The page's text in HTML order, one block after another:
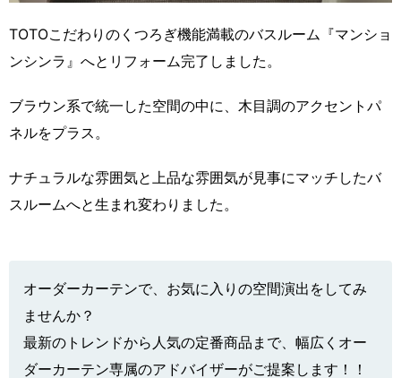
TOTOこだわりのくつろぎ機能満載のバスルーム『マンショ
ンシンラ』へとリフォーム完了しました。
ブラウン系で統一した空間の中に、木目調のアクセントパ
ネルをプラス。
ナチュラルな雰囲気と上品な雰囲気が見事にマッチしたバ
スルームへと生まれ変わりました。
オーダーカーテンで、お気に入りの空間演出をしてみ
ませんか？
最新のトレンドから人気の定番商品まで、幅広くオー
ダーカーテン専属のアドバイザーがご提案します！！